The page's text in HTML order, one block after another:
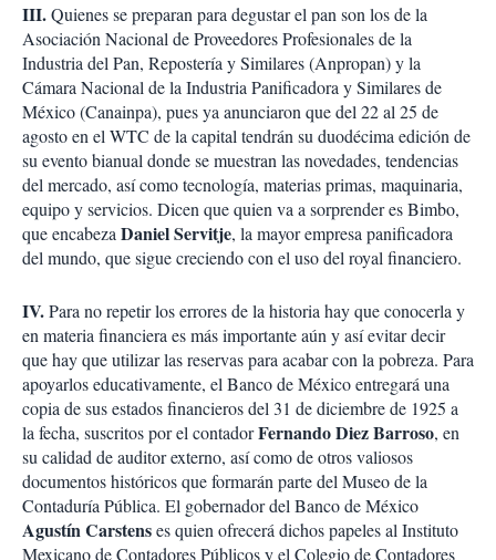
III.Quienes se preparan para degustar el pan son los de la
Asociación Nacional de Proveedores Profesionales de la
Industria del Pan, Repostería y Similares (Anpropan) y la
Cámara Nacional de la Industria Panificadora y Similares de
México (Canainpa), pues ya anunciaron que del 22 al 25 de
agosto en el WTC de la capital tendrán su duodécima edición de
su evento bianual donde se muestran las novedades, tendencias
del mercado, así como tecnología, materias primas, maquinaria,
equipo y servicios. Dicen que quien va a sorprender es Bimbo,
que encabeza Daniel Servitje, la mayor empresa panificadora
del mundo, que sigue creciendo con el uso del royal financiero.
IV.Para no repetir los errores de la historia hay que conocerla y
en materia financiera es más importante aún y así evitar decir
que hay que utilizar las reservas para acabar con la pobreza. Para
apoyarlos educativamente, el Banco de México entregará una
copia de sus estados financieros del 31 de diciembre de 1925 a
la fecha, suscritos por el contadorFernando Diez Barroso, en
su calidad de auditor externo, así como de otros valiosos
documentos históricos que formarán parte del Museo de la
Contaduría Pública. El gobernador del Banco de México
Agustín Carstenses quien ofrecerá dichos papeles al Instituto
Mexicano de Contadores Públicos y el Colegio de Contadores